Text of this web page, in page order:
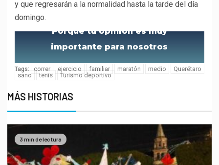
y que regresarán a la normalidad hasta la tarde del día
domingo.
Porque tu opinión es muy
importante para nosotros
Tags: correr ejercicio familiar maratón medio
Querétaro
sano
tenis Turismo deportivo
MÁS HISTORIAS
3 min de lectura